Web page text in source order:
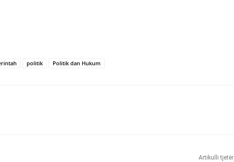
politik Politik dan Hukum
Artikulli tjetër